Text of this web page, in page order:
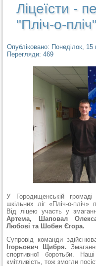
Ліцеїсти -
"Пліч-о-
Опубліковано: Понеділок,
Перегляди: 469
У Городищенській
шкільних ліг «Пліч-о-
Від ліцею участь у
Артема, Шаповал
Любові та Шобея Єгора.
Супровід команди
Ігорьович Щибря.
спортивної боротьби.
кмітливість, тож змогли